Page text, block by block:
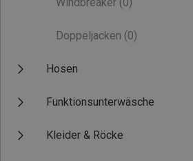
Doppeljacken (0)
Hosen
Funktionsunterwäsche
Kleider & Röcke